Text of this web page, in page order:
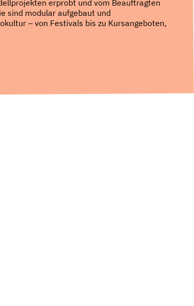
erprobt und vom Beauftragten
sind modular aufgebaut und
– von Festivals bis zu Kursangeboten,